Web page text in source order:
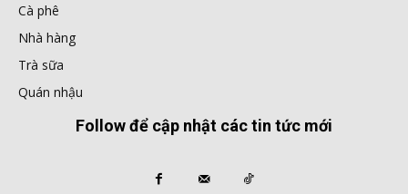
Cà phê
Nhà hàng
Trà sữa
Quán nhậu
Follow để cập nhật các tin tức mới